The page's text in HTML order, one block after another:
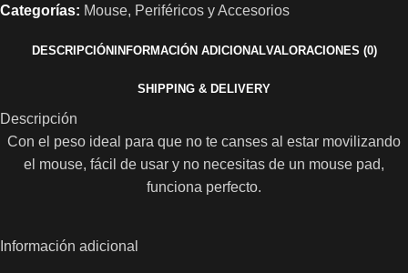
Categorías: Mouse, Periféricos y Accesorios
DESCRIPCIÓN INFORMACIÓN ADICIONALVALORACIONES (0)
SHIPPING & DELIVERY
Descripción
Con el peso ideal para que no te canses al estar movilizando
el mouse, fácil de usar y no necesitas de un mouse pad,
funciona perfecto.
Información adicional